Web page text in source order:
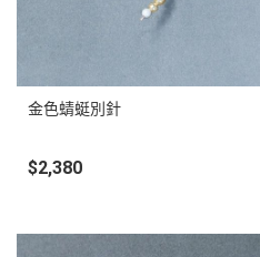
金色蜻蜓別針
$2,380